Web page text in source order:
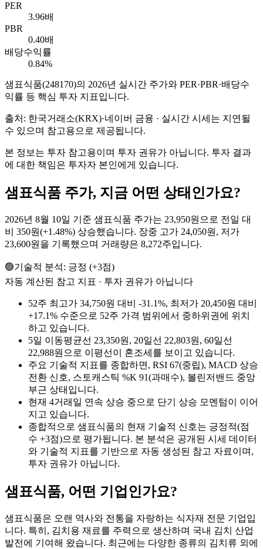
PER
3.96배
PBR
0.40배
배당수익률
0.84%
샘표식품(248170)의 2026년 실시간 주가와 PER·PBR·배당수
익률 등 핵심 투자 지표입니다.
출처: 한국거래소(KRX)·네이버 금융 · 실시간 시세는 지연될
수 있으며 참고용으로 제공됩니다.
본 정보는 투자 참고용이며 투자 권유가 아닙니다. 투자 결과
에 대한 책임은 투자자 본인에게 있습니다.
샘표식품 주가, 지금 어떤 상태인가요?
2026년 8월 10일 기준 샘표식품 주가는 23,950원으로 전일 대
비 350원(+1.48%) 상승했습니다. 장중 고가 24,050원, 저가
23,600원을 기록했으며 거래량은 8,272주입니다.
🟢기술적 분석: 긍정 (+3점)
자동 계산된 참고 지표 · 투자 권유가 아닙니다
52주 최고가 34,750원 대비 -31.1%, 최저가 20,450원 대비
+17.1% 수준으로 52주 가격 범위에서 중하위권에 위치
하고 있습니다.
5일 이동평균선 23,350원, 20일선 22,803원, 60일선
22,988원으로 이평선이 혼조세를 보이고 있습니다.
주요 기술적 지표를 종합하면, RSI 67(중립), MACD 상승
전환 신호, 스토캐스틱 %K 91(과매수), 볼린저밴드 중앙
부근 상태입니다.
현재 4거래일 연속 상승 중으로 단기 상승 모멘텀이 이어
지고 있습니다.
종합적으로 샘표식품의 현재 기술적 신호는 긍정적(점
수 +3점)으로 평가됩니다. 본 분석은 공개된 시세 데이터
와 기술적 지표를 기반으로 자동 생성된 참고 자료이며,
투자 권유가 아닙니다.
샘표식품, 어떤 기업인가요?
샘표식품은 오랜 역사와 전통을 자랑하는 식자재 전문 기업입
니다. 특히, 김치용 재료를 주력으로 생산하며 국내 김치 산업
발전에 기여해 왔습니다. 최근에는 다양한 종류의 김치류 외에